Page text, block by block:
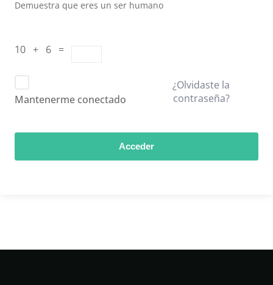
Demuestra que eres un ser humano
10 + 6 =
Mantenerme conectado
¿Olvidaste la
contraseña?
Acceder